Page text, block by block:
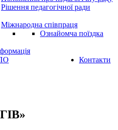
Рішення педагогічної ради
Міжнародна співпраця
Ознайомча поїздка
Контакти